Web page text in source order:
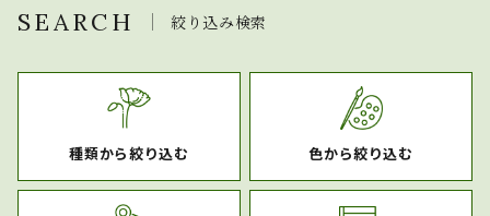
SEARCH 絞り込み検索
種類から絞り込む 色から絞り込む